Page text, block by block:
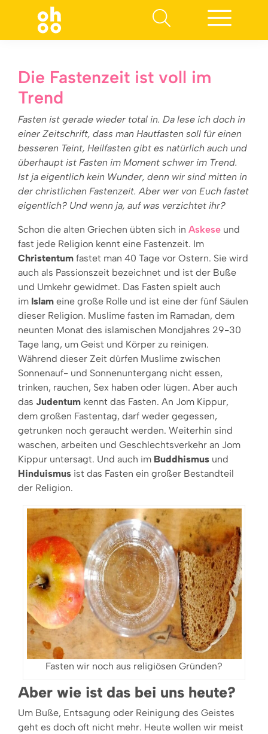
Die Fastenzeit ist voll im
Trend
Fasten ist gerade wieder total in. Da lese ich doch in
einer Zeitschrift, dass man Hautfasten soll für einen
besseren Teint, Heilfasten gibt es natürlich auch und
überhaupt ist Fasten im Moment schwer im Trend.
Ist ja eigentlich kein Wunder, denn wir sind mitten in
der christlichen Fastenzeit. Aber wer von Euch fastet
eigentlich? Und wenn ja, auf was verzichtet ihr?
Schon die alten Griechen übten sich in Askese und
fast jede Religion kennt eine Fastenzeit. Im
Christentum fastet man 40 Tage vor Ostern. Sie wird
auch als Passionszeit bezeichnet und ist der Buße
und Umkehr gewidmet. Das Fasten spielt auch
im Islam eine große Rolle und ist eine der fünf Säulen
dieser Religion. Muslime fasten im Ramadan, dem
neunten Monat des islamischen Mondjahres 29-30
Tage lang, um Geist und Körper zu reinigen.
Während dieser Zeit dürfen Muslime zwischen
Sonnenauf- und Sonnenuntergang nicht essen,
trinken, rauchen, Sex haben oder lügen. Aber auch
das Judentum kennt das Fasten. An Jom Kippur,
dem großen Fastentag, darf weder gegessen,
getrunken noch geraucht werden. Weiterhin sind
waschen, arbeiten und Geschlechtsverkehr an Jom
Kippur untersagt. Und auch im Buddhismus und
Hinduismus ist das Fasten ein großer Bestandteil
der Religion.
Fasten wir noch aus religiösen Gründen?
Aber wie ist das bei uns heute?
Um Buße, Entsagung oder Reinigung des Geistes
geht es doch oft nicht mehr. Heute wollen wir meist